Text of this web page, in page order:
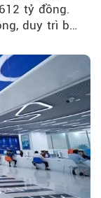
tỷ đồng.
duy trì bộ